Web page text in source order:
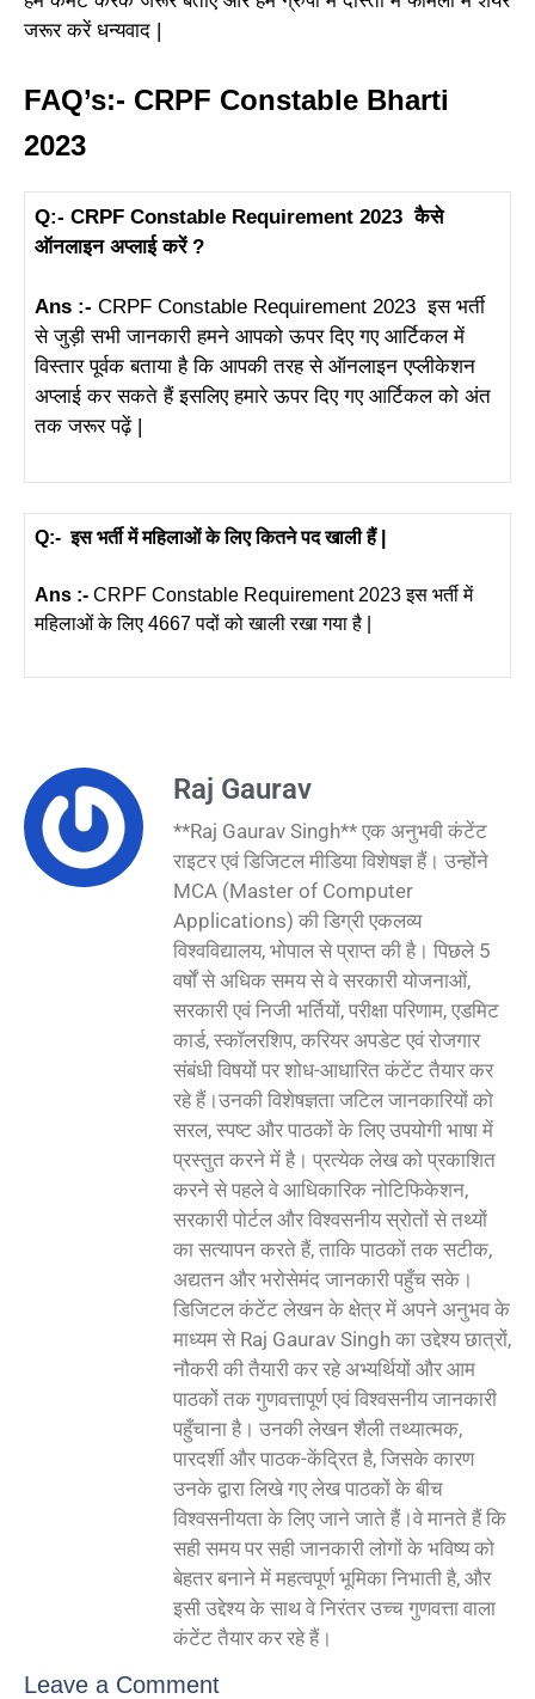
जरूर करें धन्यवाद |
FAQ’s:- CRPF Constable Bharti
2023
Q:- CRPF Constable Requirement 2023 कैसे
ऑनलाइन अप्लाई करें ?
Ans :- CRPF Constable Requirement 2023 इस भर्ती
से जुड़ी सभी जानकारी हमने आपको ऊपर दिए गए आर्टिकल में
विस्तार पूर्वक बताया है कि आपकी तरह से ऑनलाइन एप्लीकेशन
अप्लाई कर सकते हैं इसलिए हमारे ऊपर दिए गए आर्टिकल को अंत
तक जरूर पढ़ें |
Q:- इस भर्ती में महिलाओं के लिए कितने पद खाली हैं |
Ans :- CRPF Constable Requirement 2023 इस भर्ती में
महिलाओं के लिए 4667 पदों को खाली रखा गया है |
Raj Gaurav
**Raj Gaurav Singh** एक अनुभवी कंटेंट
राइटर एवं डिजिटल मीडिया विशेषज्ञ हैं। उन्होंने
MCA (Master of Computer
Applications) की डिग्री एकलव्य
विश्वविद्यालय, भोपाल से प्राप्त की है। पिछले 5
वर्षों से अधिक समय से वे सरकारी योजनाओं,
सरकारी एवं निजी भर्तियों, परीक्षा परिणाम, एडमिट
कार्ड, स्कॉलरशिप, करियर अपडेट एवं रोजगार
संबंधी विषयों पर शोध-आधारित कंटेंट तैयार कर
रहे हैं।उनकी विशेषज्ञता जटिल जानकारियों को
सरल, स्पष्ट और पाठकों के लिए उपयोगी भाषा में
प्रस्तुत करने में है। प्रत्येक लेख को प्रकाशित
करने से पहले वे आधिकारिक नोटिफिकेशन,
सरकारी पोर्टल और विश्वसनीय स्रोतों से तथ्यों
का सत्यापन करते हैं, ताकि पाठकों तक सटीक,
अद्यतन और भरोसेमंद जानकारी पहुँच सके।
डिजिटल कंटेंट लेखन के क्षेत्र में अपने अनुभव के
माध्यम से Raj Gaurav Singh का उद्देश्य छात्रों,
नौकरी की तैयारी कर रहे अभ्यर्थियों और आम
पाठकों तक गुणवत्तापूर्ण एवं विश्वसनीय जानकारी
पहुँचाना है। उनकी लेखन शैली तथ्यात्मक,
पारदर्शी और पाठक-केंद्रित है, जिसके कारण
उनके द्वारा लिखे गए लेख पाठकों के बीच
विश्वसनीयता के लिए जाने जाते हैं।वे मानते हैं कि
सही समय पर सही जानकारी लोगों के भविष्य को
बेहतर बनाने में महत्वपूर्ण भूमिका निभाती है, और
इसी उद्देश्य के साथ वे निरंतर उच्च गुणवत्ता वाला
कंटेंट तैयार कर रहे हैं।
Leave a Comment